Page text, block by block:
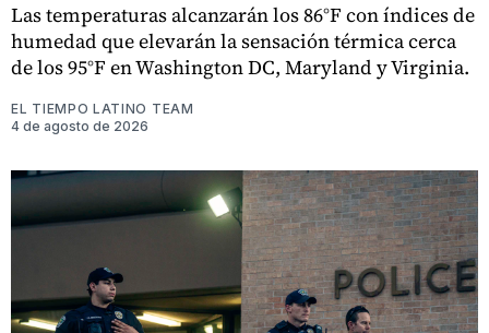
Las temperaturas alcanzarán los 86°F con índices de
humedad que elevarán la sensación térmica cerca
de los 95°F en Washington DC, Maryland y Virginia.
EL TIEMPO LATINO TEAM
4 de agosto de 2026